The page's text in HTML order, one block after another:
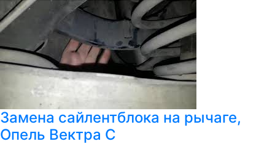
Замена сайлентблока на рычаге,
Опель Вектра С